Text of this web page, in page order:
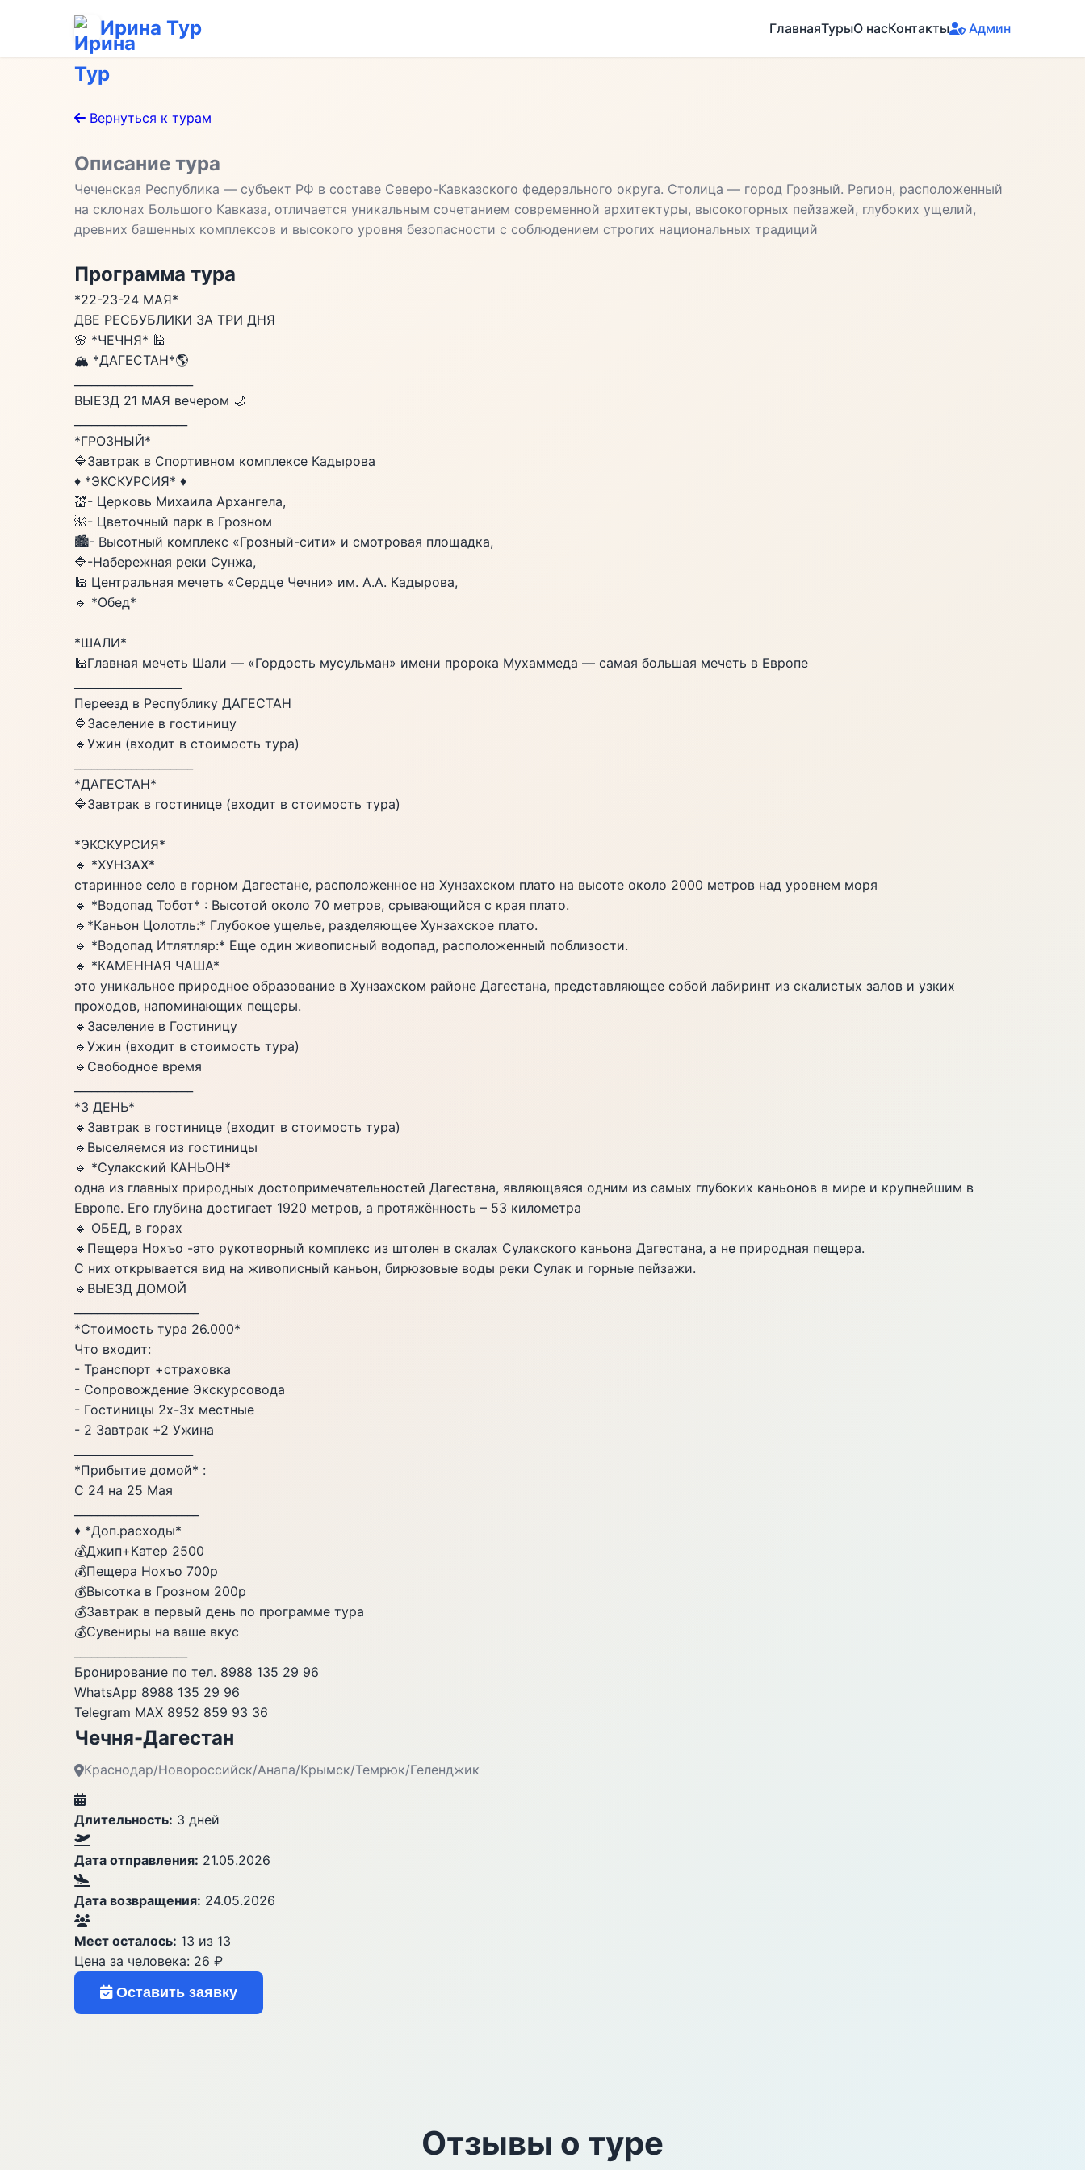
Ирина Тур ГлавнаяТурыО насКонтакты Админ
Вернуться к турам
Описание тура
Чеченская Республика — субъект РФ в составе Северо-Кавказского федерального округа. Столица — город Грозный. Регион, расположенный
на склонах Большого Кавказа, отличается уникальным сочетанием современной архитектуры, высокогорных пейзажей, глубоких ущелий,
древних башенных комплексов и высокого уровня безопасности с соблюдением строгих национальных традиций
Программа тура
*22-23-24 МАЯ*
ДВЕ РЕСБУБЛИКИ ЗА ТРИ ДНЯ
🌸 *ЧЕЧНЯ* 🕌
🏔 *ДАГЕСТАН*🌎
ВЫЕЗД 21 МАЯ вечером 🌙
*ГРОЗНЫЙ*
🔷️Завтрак в Спортивном комплексе Кадырова
♦️ *ЭКСКУРСИЯ* ♦️
💒- Церковь Михаила Архангела,
🌺- Цветочный парк в Грозном
🏙- Высотный комплекс «Грозный-сити» и смотровая площадка,
🔷️-Набережная реки Сунжа,
🕌 Центральная мечеть «Сердце Чечни» им. А.А. Кадырова,
🔹️ *Обед*
*ШАЛИ*
🕌Главная мечеть Шали — «Гордость мусульман» имени пророка Мухаммеда — самая большая мечеть в Европе
Переезд в Республику ДАГЕСТАН
🔷️Заселение в гостиницу
🔹️Ужин (входит в стоимость тура)
*ДАГЕСТАН*
🔷️Завтрак в гостинице (входит в стоимость тура)
*ЭКСКУРСИЯ*
🔹️ *ХУНЗАХ*
старинное село в горном Дагестане, расположенное на Хунзахском плато на высоте около 2000 метров над уровнем моря
🔹️ *Водопад Тобот* : Высотой около 70 метров, срывающийся с края плато.
🔹️*Каньон Цолотль:* Глубокое ущелье, разделяющее Хунзахское плато.
🔹️ *Водопад Итлятляр:* Еще один живописный водопад, расположенный поблизости.
🔹️ *КАМЕННАЯ ЧАША*
это уникальное природное образование в Хунзахском районе Дагестана, представляющее собой лабиринт из скалистых залов и узких
проходов, напоминающих пещеры.
🔹️Заселение в Гостиницу
🔹️Ужин (входит в стоимость тура)
🔹️Свободное время
*3 ДЕНЬ*
🔹️Завтрак в гостинице (входит в стоимость тура)
🔹️Выселяемся из гостиницы
🔹️ *Сулакский КАНЬОН*
одна из главных природных достопримечательностей Дагестана, являющаяся одним из самых глубоких каньонов в мире и крупнейшим в
Европе. Его глубина достигает 1920 метров, а протяжённость – 53 километра
🔹️ ОБЕД, в горах
🔹️Пещера Нохъо -это рукотворный комплекс из штолен в скалах Сулакского каньона Дагестана, а не природная пещера.
С них открывается вид на живописный каньон, бирюзовые воды реки Сулак и горные пейзажи.
🔹️ВЫЕЗД ДОМОЙ
*Стоимость тура 26.000*
Что входит:
- Транспорт +страховка
- Сопровождение Экскурсовода
- Гостиницы 2х-3х местные
- 2 Завтрак +2 Ужина
*Прибытие домой* :
С 24 на 25 Мая
♦️ *Доп.расходы*
💰Джип+Катер 2500
💰Пещера Нохъо 700р
💰Высотка в Грозном 200р
💰Завтрак в первый день по программе тура
💰Сувениры на ваше вкус
Бронирование по тел. 8988 135 29 96
WhatsApp 8988 135 29 96
Telegram MAX 8952 859 93 36
Чечня-Дагестан
Краснодар/Новороссийск/Анапа/Крымск/Темрюк/Геленджик
Длительность: 3 дней
Дата отправления: 21.05.2026
Дата возвращения: 24.05.2026
Мест осталось: 13 из 13
Цена за человека: 26 ₽
Оставить заявку
Отзывы о туре